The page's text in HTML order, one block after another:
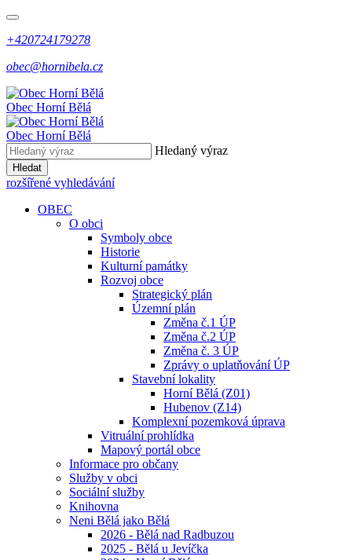
+420724179278
obec@hornibela.cz
Obec HorníBělá
Obec HorníBělá
Hledaný výraz
Hledat
rozšířené vyhledávání
OBEC
O obci
Symboly obce
Historie
Kulturní památky
Rozvoj obce
Strategický plán
Územní plán
Změna č.1 ÚP
Změna č.2 ÚP
Změna č. 3 ÚP
Zprávy o uplatňování ÚP
Stavební lokality
Horní Bělá (Z01)
Hubenov (Z14)
Komplexní pozemková úprava
Vitruální prohlídka
Mapový portál obce
Informace pro občany
Služby v obci
Sociální služby
Knihovna
Neni Bělá jako Bělá
2026 - Bělá nad Radbuzou
2025 - Bělá u Jevíčka